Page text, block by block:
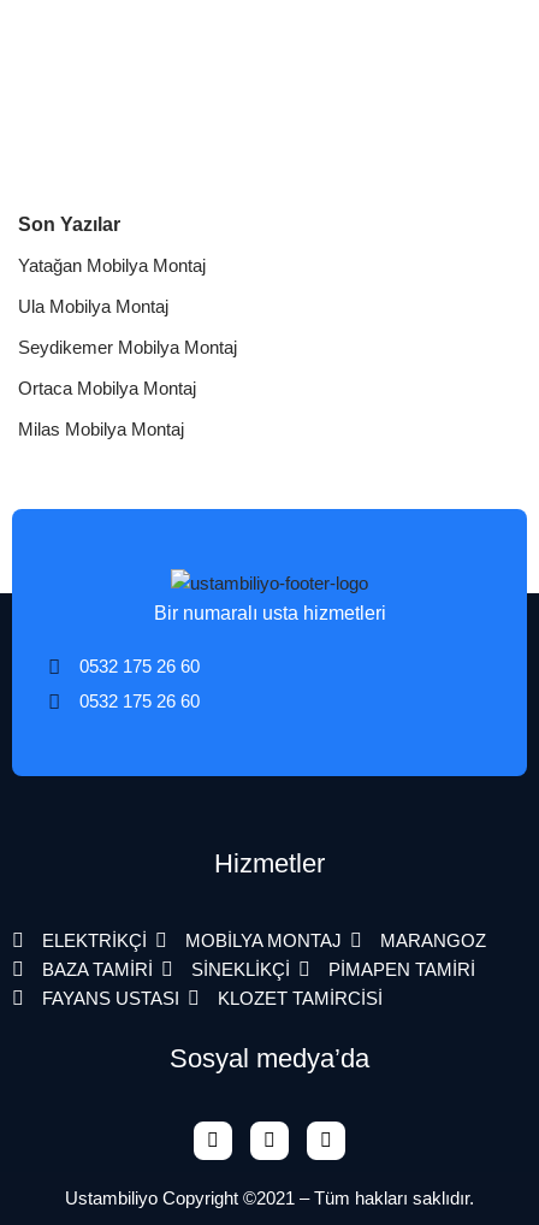
Son Yazılar
Yatağan Mobilya Montaj
Ula Mobilya Montaj
Seydikemer Mobilya Montaj
Ortaca Mobilya Montaj
Milas Mobilya Montaj
Bir numaralı usta hizmetleri
0532 175 26 60
0532 175 26 60
Hizmetler
ELEKTRİKÇİ MOBİLYA MONTAJ
MARANGOZ
BAZA TAMİRİ
SİNEKLİKÇİ
PİMAPEN TAMİRİ
FAYANS USTASI
KLOZET TAMİRCİSİ
Sosyal medya’da
Ustambiliyo Copyright ©2021 – Tüm hakları saklıdır.